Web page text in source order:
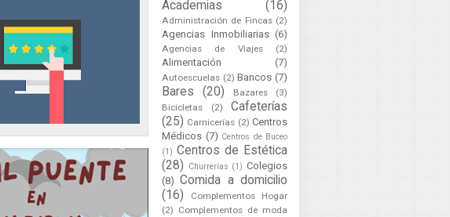
Academias (16)
Administración de Fincas (2)
Agencias Inmobiliarias (6)
Agencias de Viajes (2)
Alimentación (7)
Autoescuelas (2) Bancos (7)
Bares (20) Bazares
(3)
Bicicletas
(2)
Cafeterías
(25) Carnicerías (2) Centros
Médicos (7) Centros de Buceo
(1) Centros de Estética
(28)
Churrerías (1) Colegios
(8) Comida a domicilio
(16)
Complementos Hogar
(2) Complementos de moda